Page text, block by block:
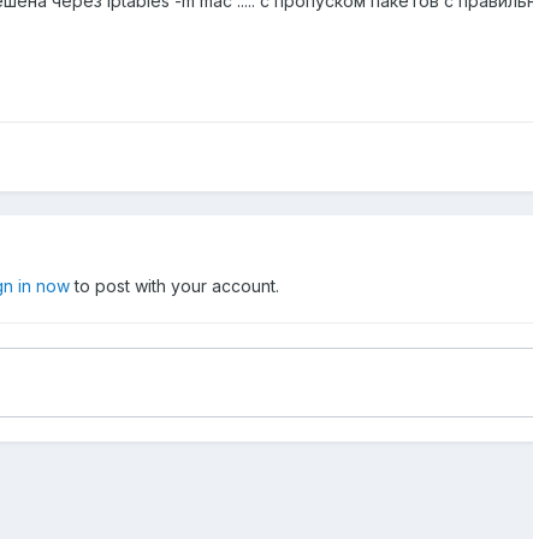
in nowto post with your account.